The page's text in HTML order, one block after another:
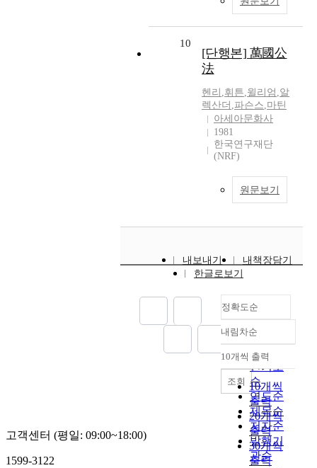
10
[단행본] 萬國公
法
헨리 ,휘튼,윌리엄 ,알
렉산더 ,파슨스,마틴
아세아문화사
1981
한국연구재단
(NRF)
원문보기
내보내기
내책장담기
한글로보기
정확도순
정확도
순
인기도
순
연도순
제목순
저자순
발행기
관순
내림차순
내림차순
10개씩 출력
10개씩
출력
20개씩
출력
30개씩
출력
조회
고객센터 (평일: 09:00~18:00)
1599-3122